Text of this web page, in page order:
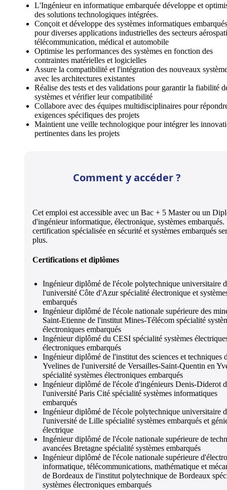
L'Ingénieur en informatique embarquée développe et
des solutions technologiques intégrées.
Conçoit et développe des systèmes informatiques embarqués
pour diverses applications industrielles des secteurs
télécommunication, médical et automobile
Optimise les performances des systèmes en fonction des
contraintes matérielles et logicielles
Assure la compatibilité et l'intégration des nouveaux
avec les architectures existantes
Réalise des tests et des validations pour garantir la fiabilité
systèmes et vérifier leur compatibilité
Collabore avec des équipes multidisciplinaires pour
exigences spécifiques des projets
Maintient une veille technologique pour intégrer les
pertinentes dans les projets
Comment y accéder ?
Cet emploi est accessible avec un Bac + 5 Master ou un
d'ingénieur informatique, électronique, systèmes embarqués.
certification spécialisée en sécurité et systèmes embarqués
plus.
Certifications et diplômes
Ingénieur diplômé de l'école polytechnique universitaire
l'université Côte d'Azur spécialité électronique et
embarqués
Ingénieur diplômé de l'école nationale supérieure des
Saint-Etienne de l'institut Mines-Télécom spécialité
électroniques embarqués
Ingénieur diplômé du CESI spécialité systèmes
électroniques embarqués
Ingénieur diplômé de l'institut des sciences et techniques
Yvelines de l'université de Versailles-Saint-Quentin en
spécialité systèmes électroniques embarqués
Ingénieur diplômé de l'école d'ingénieurs Denis-Diderot
l'université Paris Cité spécialité systèmes informatiques
embarqués
Ingénieur diplômé de l'école polytechnique universitaire
l'université de Lille spécialité systèmes embarqués et
électrique
Ingénieur diplômé de l'école nationale supérieure de
avancées Bretagne spécialité systèmes embarqués
Ingénieur diplômé de l'école nationale supérieure
informatique, télécommunications, mathématique et
de Bordeaux de l'institut polytechnique de Bordeaux
systèmes électroniques embarqués